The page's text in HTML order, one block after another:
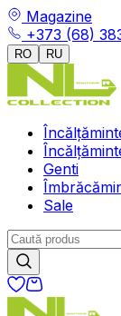
Magazine
+373 (68)
RO RU
Genti
Sale